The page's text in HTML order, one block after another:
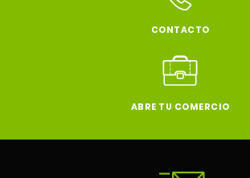
CONTACTO
ABRE TU COMERCIO